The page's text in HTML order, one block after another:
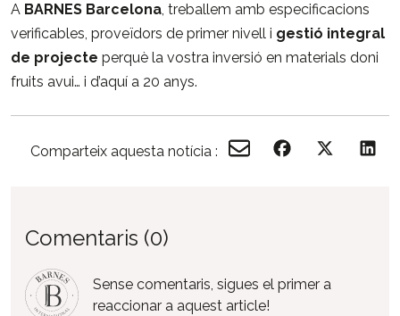
A BARNES Barcelona, treballem amb especificacions
verificables, proveïdors de primer nivell i gestió integral
de projecte perquè la vostra inversió en materials doni
fruits avui… i d’aquí a 20 anys.
Comparteix aquesta notícia :
Comentaris (0)
Sense comentaris, sigues el primer a
reaccionar a aquest article!